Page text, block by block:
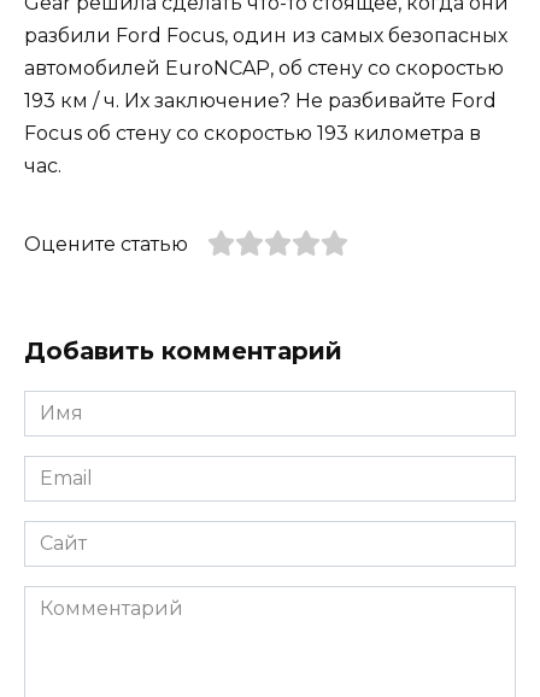
разбили Ford Focus, один из самых безопасных
автомобилей EuroNCAP, об стену со скоростью
193 км / ч. Их заключение? Не разбивайте Ford
Focus об стену со скоростью 193 километра в
час.
Оцените статью
Добавить комментарий
Имя
*
Email
*
Сайт
Комментарий